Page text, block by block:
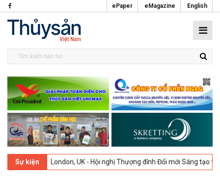
ePaper eMagazine English
Sự kiện
London, UK - Hội nghị Thượng đỉnh Đổi mới Sáng tạo trong